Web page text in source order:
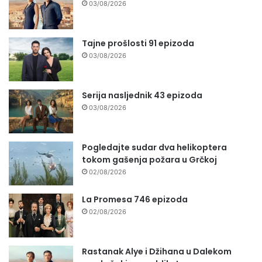
03/08/2026
Tajne prošlosti 91 epizoda
03/08/2026
Serija nasljednik 43 epizoda
03/08/2026
Pogledajte sudar dva helikoptera
tokom gašenja požara u Grčkoj
02/08/2026
La Promesa 746 epizoda
02/08/2026
Rastanak Alye i Džihana u Dalekom